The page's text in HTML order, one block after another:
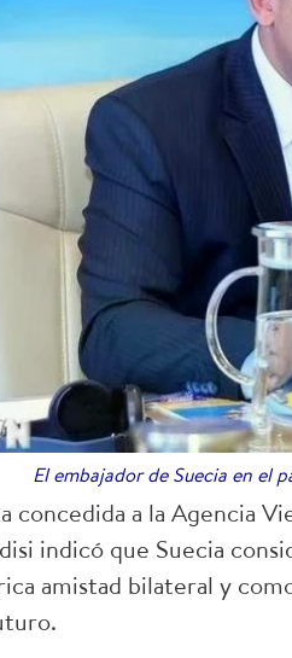
El embajador de Suecia en el
concedida a la Agencia
indicó que Suecia
amistad bilateral y